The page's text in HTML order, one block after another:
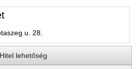
u. 28.
Hitel lehetőség